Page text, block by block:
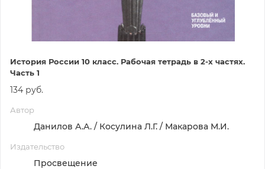
История России 10 класс. Рабочая тетрадь в 2-х частях.
Часть 1
134 руб.
Автор
Данилов А.А. / Косулина Л.Г. / Макарова М.И.
Издательство
Просвещение